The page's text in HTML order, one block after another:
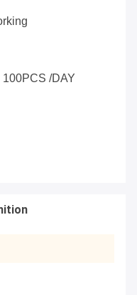
100PCS /DAY